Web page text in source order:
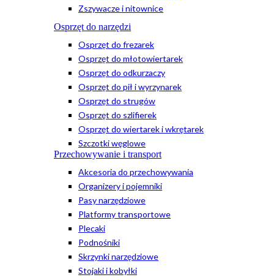
Zszywacze i nitownice
Osprzęt do narzędzi
Osprzęt do frezarek
Osprzęt do młotowiertarek
Osprzęt do odkurzaczy
Osprzęt do pił i wyrzynarek
Osprzęt do strugów
Osprzęt do szlifierek
Osprzęt do wiertarek i wkrętarek
Szczotki węglowe
Przechowywanie i transport
Akcesoria do przechowywania
Organizery i pojemniki
Pasy narzędziowe
Platformy transportowe
Plecaki
Podnośniki
Skrzynki narzędziowe
Stojaki i kobyłki